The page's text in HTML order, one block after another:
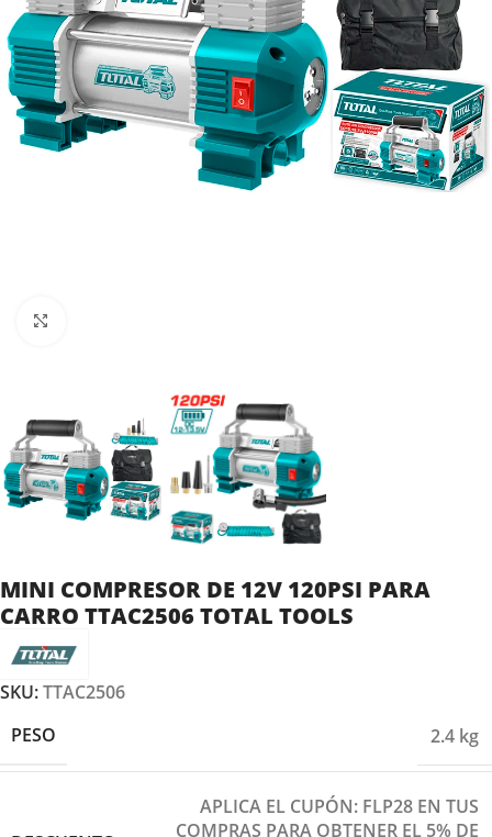
MINI COMPRESOR DE 12V 120PSI PARA
CARRO TTAC2506 TOTAL TOOLS
SKU:TTAC2506
PESO
2.4 kg
APLICA EL CUPÓN: FLP28 EN TUS
COMPRAS PARA OBTENER EL 5% DE